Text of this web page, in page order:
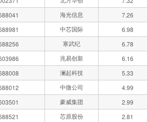
海光信息
7.26
中芯国际
6.98
寒武纪
6.78
兆易创新
6.16
澜起科技
5.33
中微公司
4.99
豪威集团
2.99
芯原股份
2.81